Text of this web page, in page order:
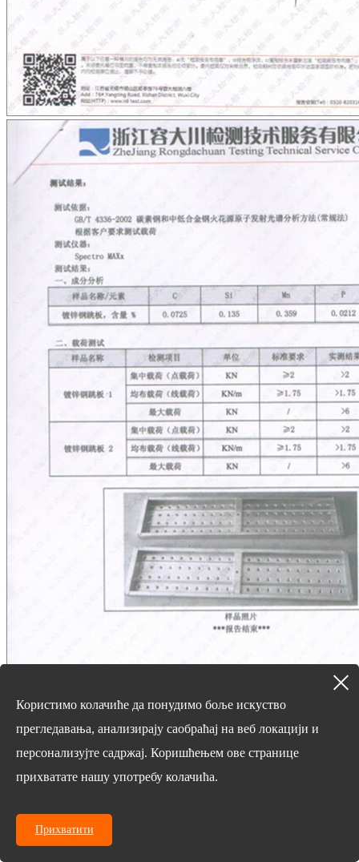
Користимо колачиће да понудимо боље искуство
прегледавања, анализирају саобраћај на веб локацији и
персонализујте садржај. Коришћењем ове странице
прихватате нашу употребу колачића.
Прихватити